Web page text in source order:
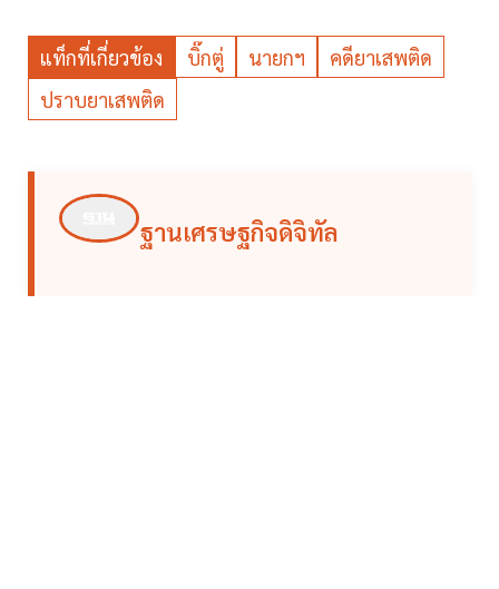
แท็กที่เกี่ยวข้อง บิ๊กตู่ นายกฯ
คดียาเสพติด
ปราบยาเสพติด
ฐานเศรษฐกิจดิจิทัล